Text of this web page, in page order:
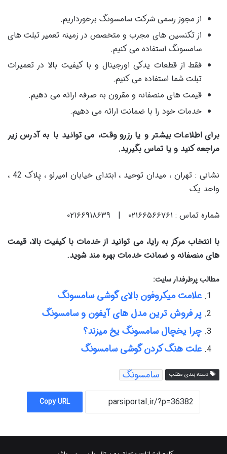
از مجوز رسمی شرکت سامسونگ برخورداریم.
از تکنسین های مجرب و متخصص در زمینه تعمیر تبلت های
سامسونگ استفاده می کنیم.
فقط از قطعات یدکی اورجینال و با کیفیت بالا در تعمیرات
تبلت شما استفاده می کنیم.
قیمت های منصفانه و مقرون به صرفه ارائه می دهیم.
خدمات خود را با ضمانت ارائه می دهیم.
برای اطلاعات بیشتر و یا رزرو وقت، می توانید با به آدرس زیر
مراجعه کنید و یا تماس بگیرید.
نشانی : تهران ، میدان توحید ، ابتدای خیابان امیرلو ، پلاک 42 ،
واحد یک
شماره تماس : ۰۲۱۶۶۵۶۶۷۶۱ | ۰۲۱۶۶۹۱۸۶۳۹
با انتخاب مرکز به رایا، می توانید از خدمات با کیفیت بالا، قیمت
های منصفانه و ضمانت خدمات بهره مند شوید.
مطالب پرطرفدار سایت:
علامت میکروفون بالای گوشی سامسونگ
پر فروش ترین مدل های آیفون و سامسونگ
چرا یخچال سامسونگ یخ میزند؟
علت هنگ کردن گوشی سامسونگ
دسته بندی مطلب سامسونگ
Copy URL